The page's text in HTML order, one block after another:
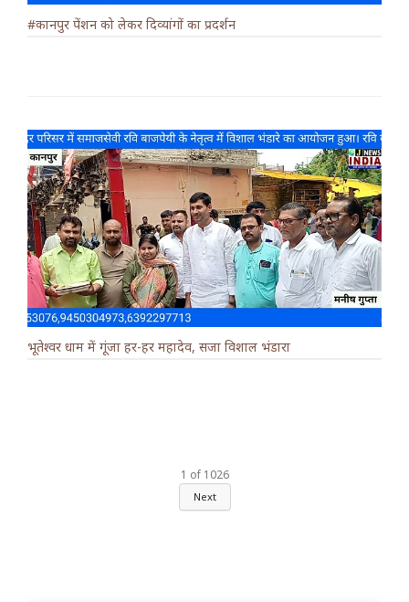
#कानपुर पेंशन को लेकर दिव्यांगों का प्रदर्शन
भूतेश्वर धाम में गूंजा हर-हर महादेव, सजा विशाल भंडारा
1 of 1026
Next